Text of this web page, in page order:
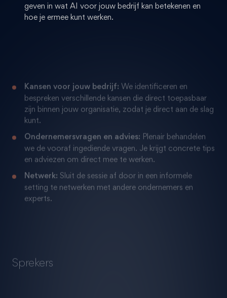
geven in wat AI voor jouw bedrijf kan betekenen en
hoe je ermee kunt werken.
bespreken verschillende kansen die direct toepasbaar
zijn binnen jouw organisatie, zodat je direct aan de slag
kunt.
we de vooraf ingediende vragen. Je krijgt concrete tips
en adviezen om direct mee te werken.
setting te netwerken met andere ondernemers en
experts.